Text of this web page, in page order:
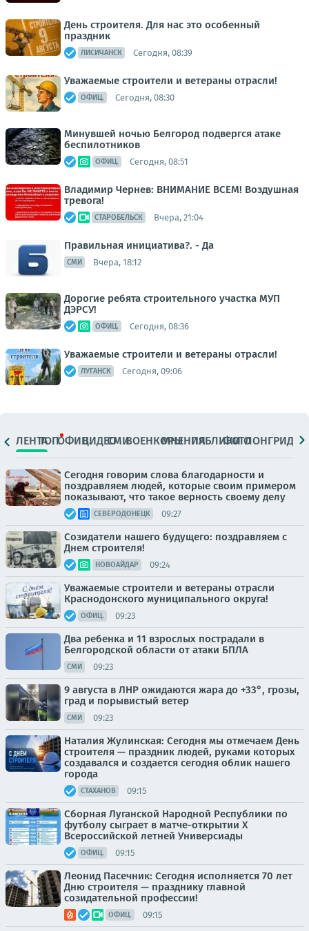
День строителя. Для нас это особенный
праздник
ЛИСИЧАНСК Сегодня, 08:39
Уважаемые строители и ветераны отрасли!
ОФИЦ. Сегодня, 08:30
Минувшей ночью Белгород подвергся атаке
беспилотников
ОФИЦ. Сегодня, 08:51
Владимир Чернев: ВНИМАНИЕ ВСЕМ! Воздушная
тревога!
СТАРОБЕЛЬСК Вчера, 21:04
Правильная инициатива?. - Да
СМИ Вчера, 18:12
Дорогие ребята строительного участка МУП
ДЭРСУ!
ОФИЦ. Сегодня, 08:36
Уважаемые строители и ветераны отрасли!
ЛУГАНСК Сегодня, 09:06
ЛЕНТАТОПОФИЦ.ВИДЕОСМИВОЕНКОРЫМНЕНИЯПАБЛИКИ
ФОТОЛОНГРИДЫ
Сегодня говорим слова благодарности и
поздравляем людей, которые своим примером
показывают, что такое верность своему делу
СЕВЕРОДОНЕЦК 09:27
Созидатели нашего будущего: поздравляем с
Днем строителя!
НОВОАЙДАР 09:24
Уважаемые строители и ветераны отрасли
Краснодонского муниципального округа!
ОФИЦ. 09:23
Два ребенка и 11 взрослых пострадали в
Белгородской области от атаки БПЛА
СМИ 09:23
9 августа в ЛНР ожидаются жара до +33°, грозы,
град и порывистый ветер
СМИ 09:23
Наталия Жулинская: Сегодня мы отмечаем День
строителя — праздник людей, руками которых
создавался и создается сегодня облик нашего
города
СТАХАНОВ 09:15
Сборная Луганской Народной Республики по
футболу сыграет в матче-открытии Х
Всероссийской летней Универсиады
ОФИЦ. 09:15
Леонид Пасечник: Сегодня исполняется 70 лет
Дню строителя — празднику главной
созидательной профессии!
ОФИЦ. 09:15